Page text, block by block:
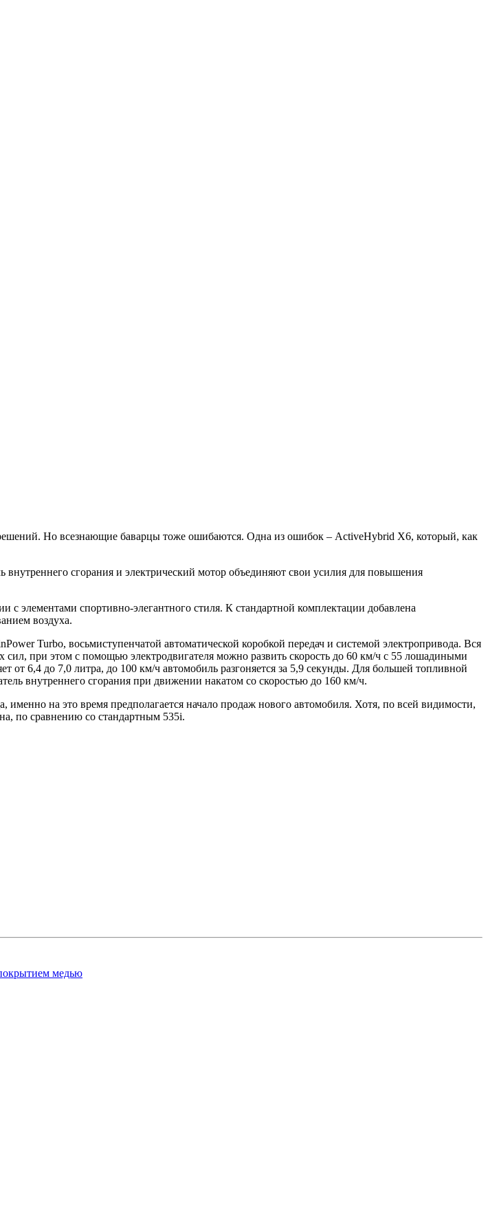
Но всезнающие баварцы тоже ошибаются. Одна из ошибок – ActiveHybrid X6, который, как
сгорания и электрический мотор объединяют свои усилия для повышения
с элементами спортивно-элегантного стиля. К стандартной комплектации добавлена
воздуха.
Turbo, восьмиступенчатой автоматической коробкой передач и системой электропривода. Вся
при этом с помощью электродвигателя можно развить скорость до 60 км/ч с 55 лошадиными
6,4 до 7,0 литра, до 100 км/ч автомобиль разгоняется за 5,9 секунды. Для большей топливной
внутреннего сгорания при движении накатом со скоростью до 160 км/ч.
на это время предполагается начало продаж нового автомобиля. Хотя, по всей видимости,
по сравнению со стандартным 535i.
медью